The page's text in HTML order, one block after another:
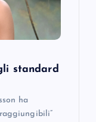
standard
ha